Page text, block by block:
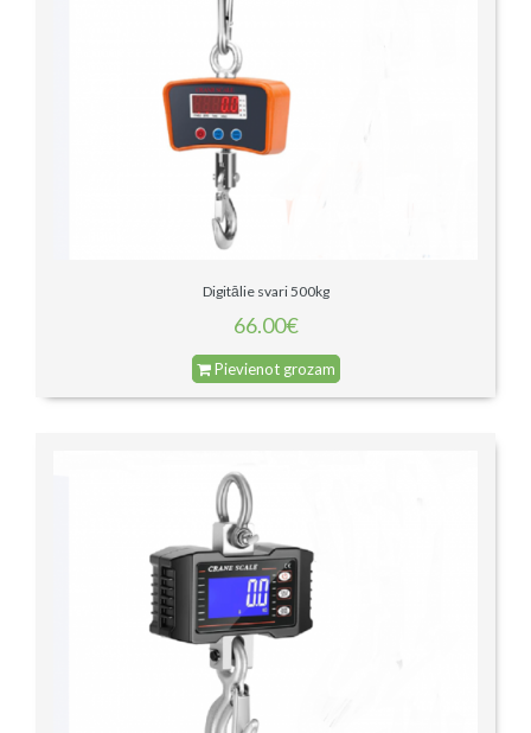
Digitālie svari 500kg
66.00€
Pievienot grozam